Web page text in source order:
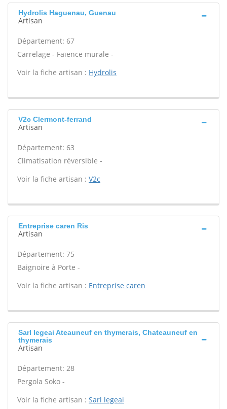
Hydrolis Haguenau, Guenau
Artisan
Département: 67
Carrelage - Faïence murale -
Voir la fiche artisan : Hydrolis
V2c Clermont-ferrand
Artisan
Département: 63
Climatisation réversible -
Voir la fiche artisan : V2c
Entreprise caren Ris
Artisan
Département: 75
Baignoire à Porte -
Voir la fiche artisan : Entreprise caren
Sarl legeai Ateauneuf en thymerais, Chateauneuf en
thymerais
Artisan
Département: 28
Pergola Soko -
Voir la fiche artisan : Sarl legeai